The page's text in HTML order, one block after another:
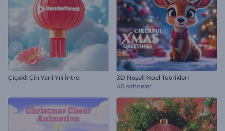
Çiçekli Çin Yeni Yılı İntro
3D Neşeli Noel Tebrikleri
40 sahneler